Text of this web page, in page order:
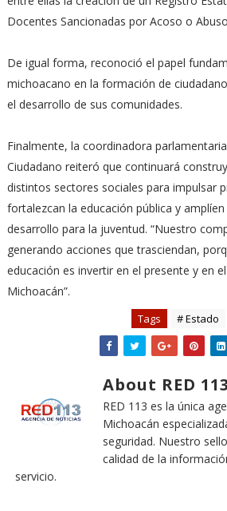
Docentes Sancionadas por Acoso o
De igual forma, reconoció el papel
michoacano en la formación de
el desarrollo de sus comunidades.
Finalmente, la coordinadora
Ciudadano reiteró que continuará
distintos sectores sociales para impulsar
fortalezcan la educación pública y
desarrollo para la juventud. “Nuestro
generando acciones que trasciendan,
educación es invertir en el presente y en
Michoacán”.
Tags # Estado
About RED 113
RED 113 es la única
Michoacán
seguridad. Nuestro
calidad de la
servicio.